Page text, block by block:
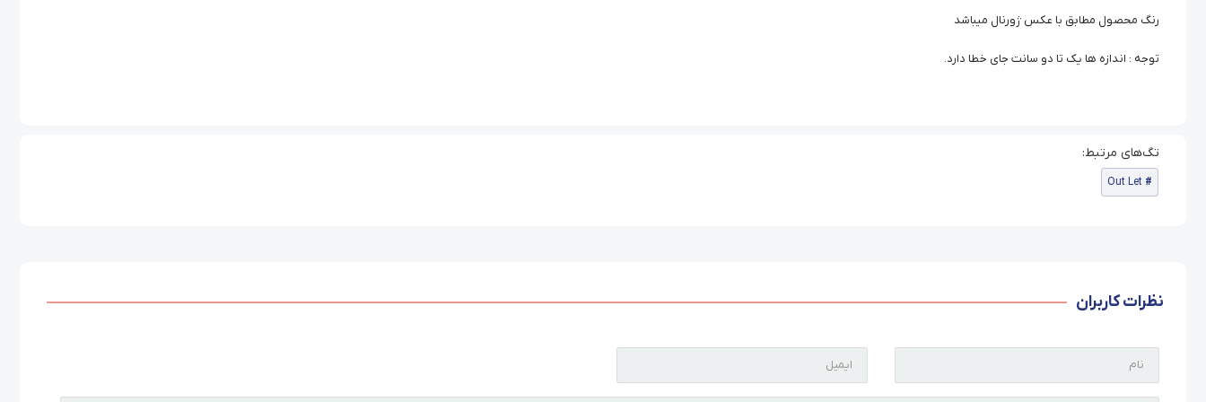
رنگ محصول مطابق با عکس ژورنال میباشد
توجه : اندازه ها یک تا دو سانت جای خطا دارد.
Out Let
نظرات کاربران